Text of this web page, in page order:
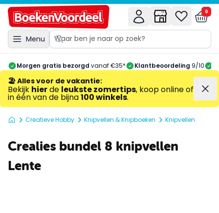
Menu
0
Morgen gratis bezorgd vanaf €35* Klantbeoordeling 9/10
🏖️ Alles voor de vakantie:
Bekijk hierde leukste zomertips, koop online of
in één van de bijna100 winkels.
Creatieve Hobby Knipvellen & Knipboeken Knipvellen
Crealies bundel 8 knipvellen
Lente